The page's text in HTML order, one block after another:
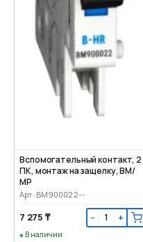
Вспомогательный контакт, 2
ПК, монтаж на защелку, ВМ/
МР
Арт: BM900022--
7 275 ₸ − +
В наличии